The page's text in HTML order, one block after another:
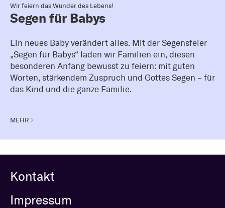
Wir feiern das Wunder des Lebens!
Segen für Babys
Ein neues Baby verändert alles. Mit der Segensfeier
„Segen für Babys“ laden wir Familien ein, diesen
besonderen Anfang bewusst zu feiern: mit guten
Worten, stärkendem Zuspruch und Gottes Segen – für
das Kind und die ganze Familie.
MEHR
Kontakt
Impressum